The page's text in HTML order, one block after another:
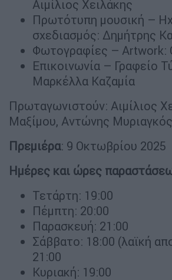
Αιμίλιος Χειλάκης
Πρωτότυπη μουσική –
σχεδιασμός: Δημήτρης
Φωτογραφίες – Artwork:
Επικοινωνία – Γραφείο
Μαρκέλλα Καζαμία
Πρωταγωνιστούν: Αιμίλιος
Μαξίμου, Αντώνης Μυριαγκός
Πρεμιέρα: 9 Οκτωβρίου 2025
Ημέρες και ώρες
Τετάρτη: 19:00
Πέμπτη: 20:00
Παρασκευή: 21:00
Σάββατο: 18:00 (λαϊκή
21:00
Κυριακή: 19:00